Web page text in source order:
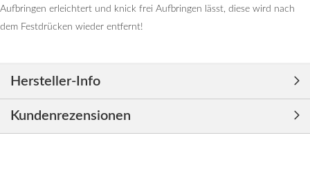
Aufbringen erleichtert und knick frei Aufbringen lässt, diese wird nach
dem Festdrücken wieder entfernt!
Hersteller-Info
Kundenrezensionen